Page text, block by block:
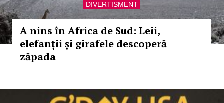
DIVERTISMENT
A nins în Africa de Sud: Leii,
elefanții și girafele descoperă
zăpada